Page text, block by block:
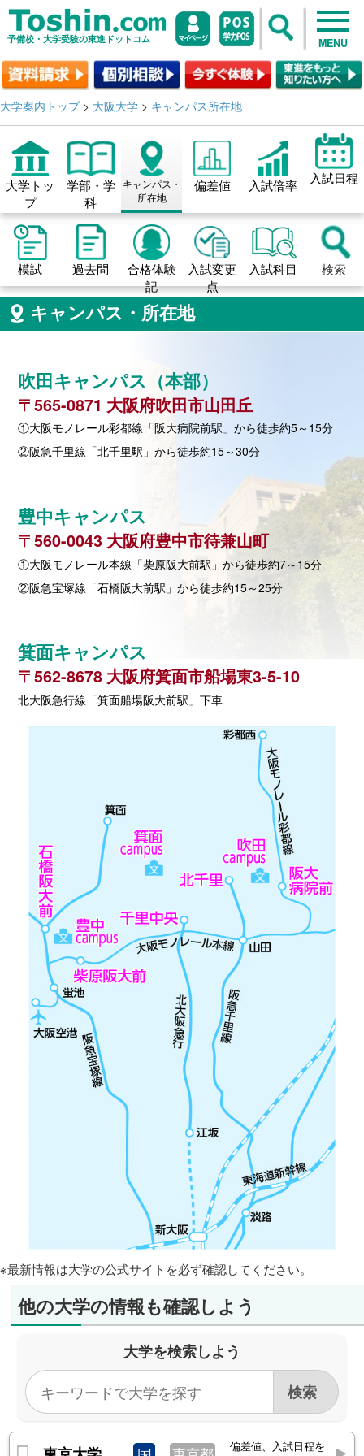
予備校・大学受験の東進ドットコム MENU
大学案内トップ> 大阪大学 > キャンパス所在地
大学トッ
プ
学部・学
科
キャンパス・
所在地
偏差値 入試倍率 入試日程
模試 過去問
合格体験
記
入試変更
点
入試科目 検索
キャンパス・所在地
吹田キャンパス（本部）
〒565-0871 大阪府吹田市山田丘
①大阪モノレール彩都線「阪大病院前駅」から徒歩約5～15分
②阪急千里線「北千里駅」から徒歩約15～30分
豊中キャンパス
〒560-0043 大阪府豊中市待兼山町
①大阪モノレール本線「柴原阪大前駅」から徒歩約7～15分
②阪急宝塚線「石橋阪大前駅」から徒歩約15～25分
箕面キャンパス
〒562-8678 大阪府箕面市船場東3-5-10
北大阪急行線「箕面船場阪大前駅」下車
※最新情報は大学の公式サイトを必ず確認してください。
他の大学の情報も確認しよう
大学を検索しよう
偏差値、入試日程を